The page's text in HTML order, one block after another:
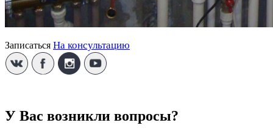
Записаться На консультацию
У Вас возникли вопросы?